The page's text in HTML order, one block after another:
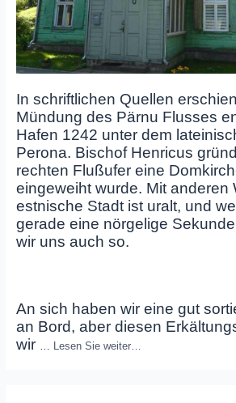
In schriftlichen Quellen
Mündung des Pärnu Flusses
Hafen 1242 unter dem
Perona. Bischof Henricus
rechten Flußufer eine
eingeweiht wurde. Mit anderen
estnische Stadt ist uralt, und
gerade eine nörgelige
wir uns auch so.
An sich haben wir eine gut
an Bord, aber diesen
wir
Lesen Sie weiter…